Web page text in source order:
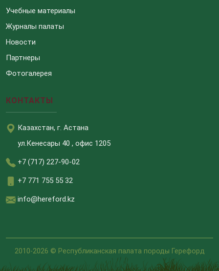
Учебные материалы
Журналы палаты
Новости
Партнеры
Фотогалерея
КОНТАКТЫ
Казахстан, г. Астана
ул.Кенесары 40 , офис 1205
+7 (717) 227-90-02
+7 771 755 55 32
info@hereford.kz
2010-2026 © Республиканская палата породы Герефорд